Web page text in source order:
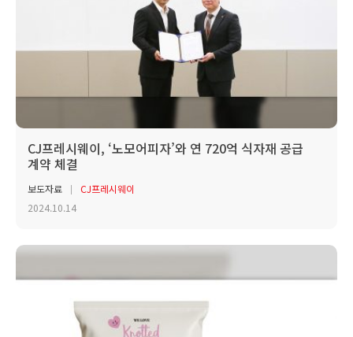
CJ프레시웨이, ‘노모어피자’와 연 720억 식자재 공급
계약 체결
보도자료
CJ프레시웨이
2024.10.14